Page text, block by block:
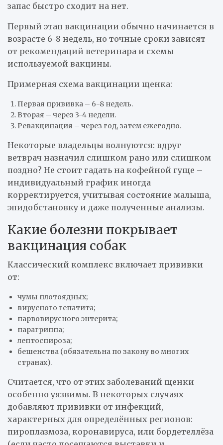
запас быстро сходит на нет.
Первый этап вакцинации обычно начинается в
возрасте 6-8 недель, но точные сроки зависят
от рекомендаций ветеринара и схемы
используемой вакцины.
Примерная схема вакцинации щенка:
Первая прививка – 6-8 недель.
Вторая – через 3-4 недели.
Ревакцинация – через год, затем ежегодно.
Некоторые владельцы волнуются: вдруг
ветврач назначил слишком рано или слишком
поздно? Не стоит гадать на кофейной гуще –
индивидуальный график иногда
корректируется, учитывая состояние малыша,
эпидобстановку и даже полученные анализы.
Какие болезни покрывает
вакцинация собак
Классический комплекс включает прививки
от:
чумы плотоядных;
вирусного гепатита;
парвовирусного энтерита;
парагриппа;
лептоспироза;
бешенства (обязательна по закону во многих
странах).
Считается, что от этих заболеваний щенки
особенно уязвимы. В некоторых случаях
добавляют прививки от инфекций,
характерных для определённых регионов:
пироплазмоза, коронавируса, или бордетеллёза